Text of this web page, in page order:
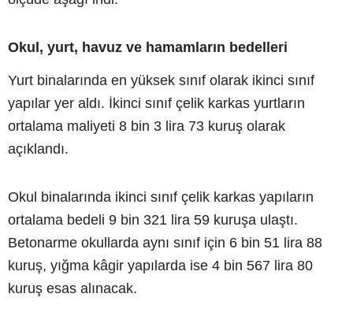
Okul, yurt, havuz ve hamamların bedelleri
Yurt binalarında en yüksek sınıf olarak ikinci sınıf
yapılar yer aldı. İkinci sınıf çelik karkas yurtların
ortalama maliyeti 8 bin 3 lira 73 kuruş olarak
açıklandı.
Okul binalarında ikinci sınıf çelik karkas yapıların
ortalama bedeli 9 bin 321 lira 59 kuruşa ulaştı.
Betonarme okullarda aynı sınıf için 6 bin 51 lira 88
kuruş, yığma kâgir yapılarda ise 4 bin 567 lira 80
kuruş esas alınacak.